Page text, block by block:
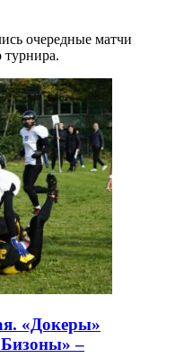
очередные матчи
турнира.
«Докеры»
–